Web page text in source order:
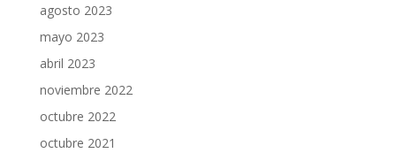
agosto 2023
mayo 2023
abril 2023
noviembre 2022
octubre 2022
octubre 2021